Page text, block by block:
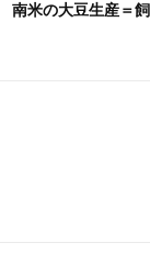
南米の大豆生産＝